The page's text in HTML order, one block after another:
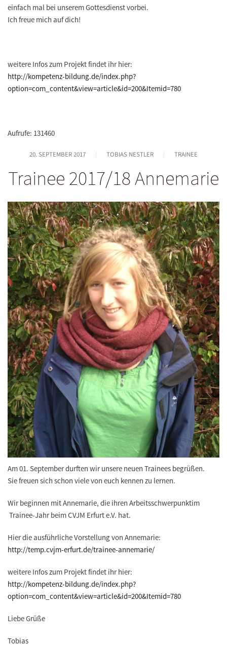
einfach mal bei unserem Gottesdienst vorbei.
Ich freue mich auf dich!
weitere Infos zum Projekt findet ihr hier:
http://kompetenz-bildung.de/index.php?
option=com_content&view=article&id=200&Itemid=780
Aufrufe: 131460
20. SEPTEMBER 2017 TOBIAS NESTLER TRAINEE
Trainee 2017/18 Annemarie
Am 01. September durften wir unsere neuen Trainees begrüßen.
Sie freuen sich schon viele von euch kennen zu lernen.
Wir beginnen mitAnnemarie, die ihren Arbeitsschwerpunktim
Trainee-Jahr beim CVJM Erfurt e.V. hat.
Hier die ausführliche Vorstellungvon Annemarie:
http://temp.cvjm-erfurt.de/trainee-annemarie/
weitere Infos zum Projekt findet ihr hier:
http://kompetenz-bildung.de/index.php?
option=com_content&view=article&id=200&Itemid=780
Liebe Grüße
Tobias